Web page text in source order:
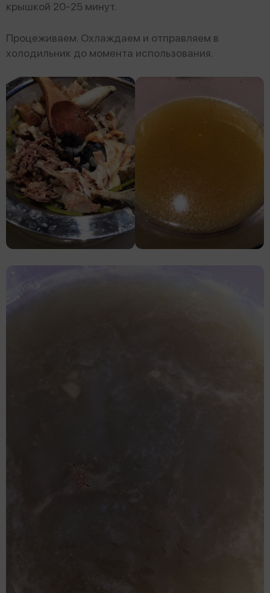
крышкой 20-25 минут.
Процеживаем. Охлаждаем и отправляем в
холодильник до момента использования.